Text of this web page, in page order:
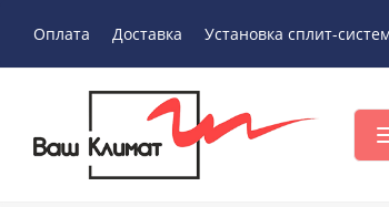
Оплата Доставка Установка сплит-систем